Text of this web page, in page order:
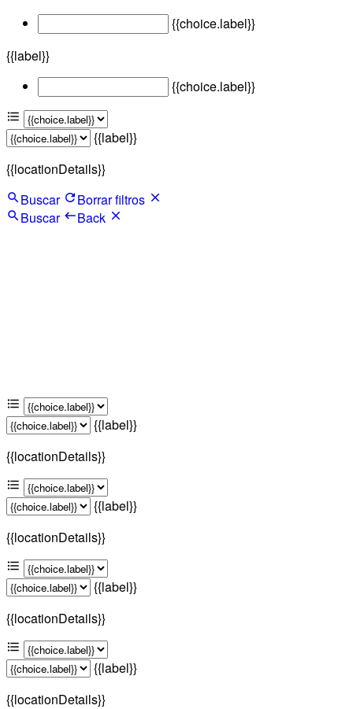
{{choice.label}}
{{label}}
{{choice.label}}
{{label}}
{{locationDetails}}
Buscar
Borrar filtros
Buscar
Back
{{label}}
{{locationDetails}}
{{label}}
{{locationDetails}}
{{label}}
{{locationDetails}}
{{label}}
{{locationDetails}}